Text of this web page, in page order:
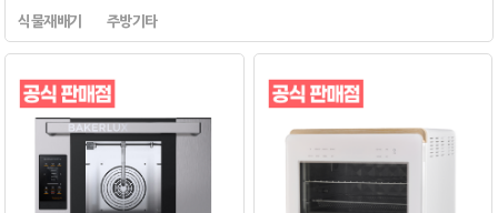
식물재배기 주방기타